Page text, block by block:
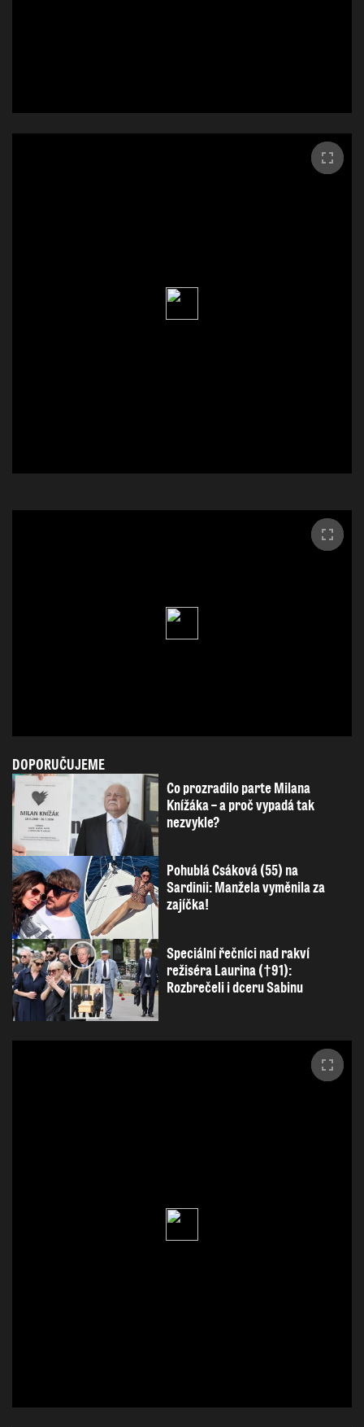
DOPORUČUJEME
Co prozradilo parte Milana
Knížáka – a proč vypadá tak
nezvykle?
Pohublá Csáková (55) na
Sardinii: Manžela vyměnila za
zajíčka!
Speciální řečníci nad rakví
režiséra Laurina (†91):
Rozbrečeli i dceru Sabinu